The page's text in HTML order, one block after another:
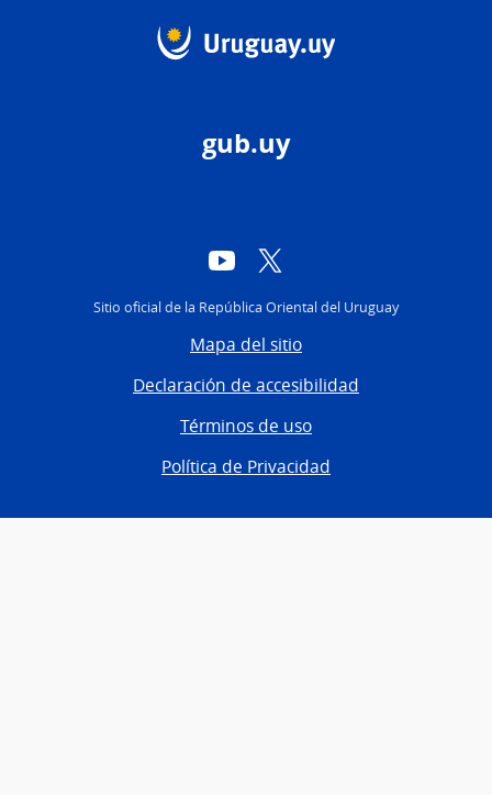
gub.uy
YouTube
Sitio oficial de la República Oriental del Uruguay
Mapa del sitio
Declaración de accesibilidad
Términos de uso
Política de Privacidad